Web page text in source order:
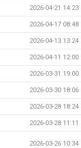
2026-04-21 14:23
2026-04-17 08:48
2026-04-13 13:24
2026-04-11 12:00
2026-03-31 19:00
2026-03-30 18:06
2026-03-28 18:24
2026-03-28 11:11
2026-03-26 10:34